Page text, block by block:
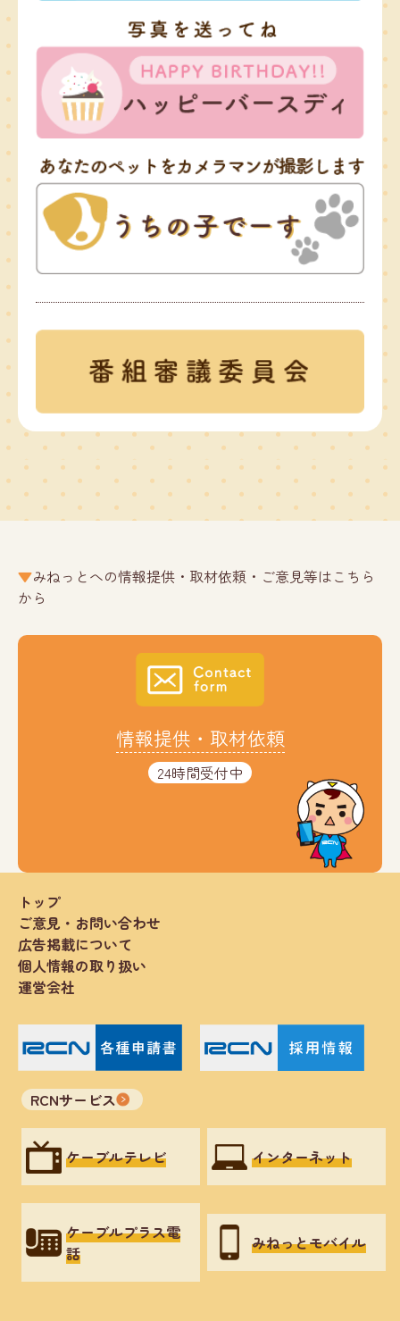
みねっとへの情報提供・取材依頼・ご意見等はこちら
から
情報提供・取材依頼
24時間受付中
トップ
ご意見・お問い合わせ
広告掲載について
個人情報の取り扱い
運営会社
RCNサービス
ケーブルテレビ インターネット
ケーブルプラス電
話
みねっとモバイル